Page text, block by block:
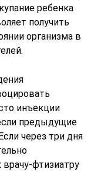
ребенка
получить
организма в
инъекции
предыдущие
через три дня
врачу-фтизиатру